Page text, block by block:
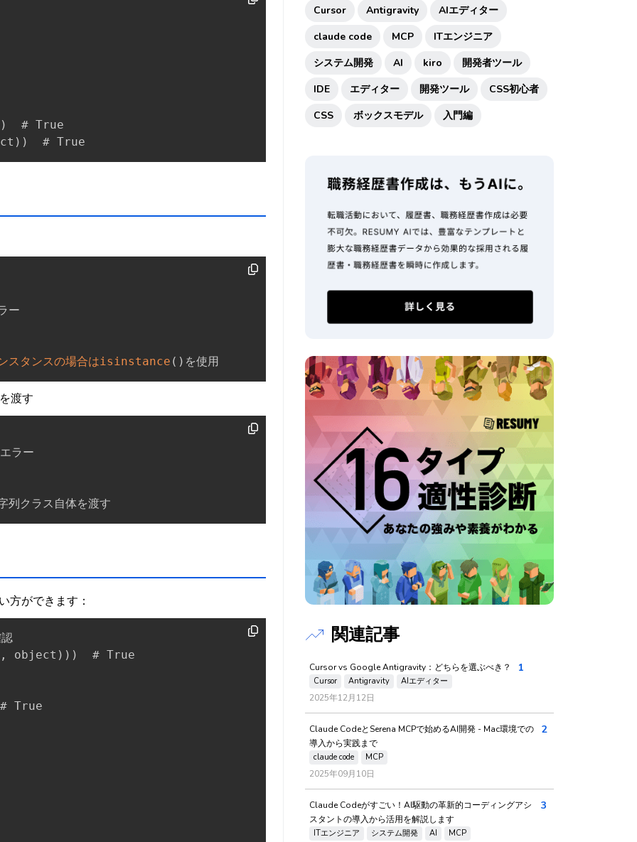
)
) )
  # True
ー
スタンスの場合はisinstance ( ) を使用
渡す
ラー
列クラス自体を渡す
方ができます：
,
object ) ) )
  # True
True
Cursor Antigravity
AIエディター
claude code
MCP
ITエンジニア
システム開発
AI kiro
開発者ツール
IDE
エディター 開発ツール
CSS初心者
CSS
ボックスモデル 入門編
関連記事
Cursor vs Google Antigravity：どちらを選ぶべき？
Cursor Antigravity AIエディター
2025年12月12日
1
Claude CodeとSerena MCPで始めるAI開発 - Mac環境での
導入から実践まで
claude code MCP
2025年09月10日
2
Claude Codeがすごい！AI駆動の革新的コーディングアシ
スタントの導入から活用を解説します
ITエンジニア システム開発 AI MCP
3